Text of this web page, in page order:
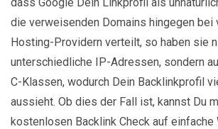
die verweisenden Domains hingegen bei
Hosting-Providern verteilt, so haben sie
unterschiedliche IP-Adressen, sondern
C-Klassen, wodurch Dein Backlinkprofil
aussieht. Ob dies der Fall ist, kannst Du
kostenlosen Backlink Check auf einfache